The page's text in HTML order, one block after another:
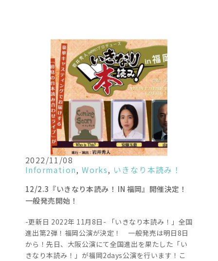
2022/11/08
Information,Works, いきなり本読み！
12/2.3『いきなり本読み！ IN 福岡』開催決定！
一般発売開始！
-更新日 2022年 11月8日- 「いきなり本読み！」全国
進出第2弾！福岡公演が決定！ 一般発売は明日8日
から！先日、大阪公演にて全国進出を果たした「い
きなり本読み！」が福岡2days公演を行います！こ